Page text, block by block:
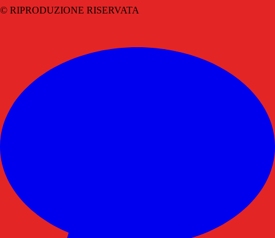
© RIPRODUZIONE RISERVATA